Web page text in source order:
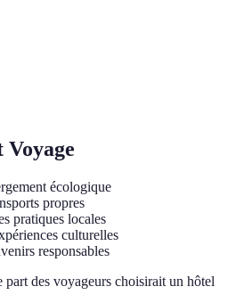
Voyage
écologique
propres
pratiques locales
culturelles
responsables
part des voyageurs choisirait un hôtel